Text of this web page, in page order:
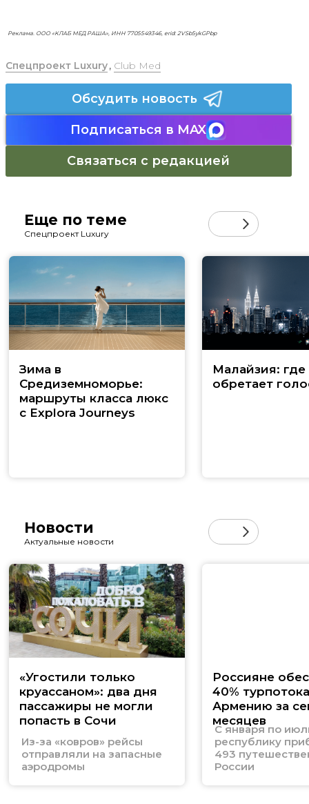
Реклама. ООО «КЛАБ МЕД РАША», ИНН 7705549346, erid: 2VSb5ykGPbp
Спецпроект Luxury, Club Med
Обсудить новость
Подписаться в MAX
Связаться с редакцией
Еще по теме
Спецпроект Luxury
Зима в
Средиземноморье:
маршруты класса люкс
с Explora Journeys
Малайзия:
обретает
Новости
Актуальные новости
«Угостили только
круассаном»: два дня
пассажиры не могли
попасть в Сочи
Из-за «ковров» рейсы
отправляли на запасные
аэродромы
Россияне
40%
Армению за
месяцев
С января по
республику
493
России